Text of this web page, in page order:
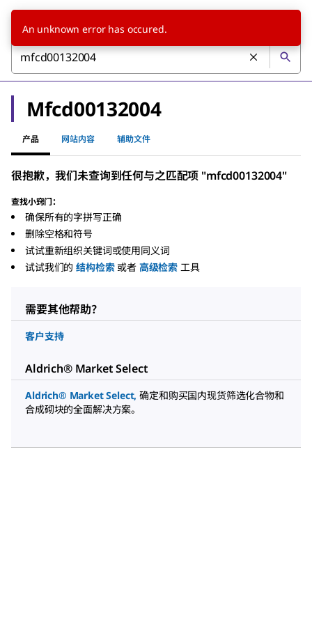
Mfcd00132004
产品 网站内容 辅助文件
很抱歉，我们未查询到任何与之匹配项 "mfcd00132004"
查找小窍门：
确保所有的字拼写正确
删除空格和符号
试试重新组织关键词或使用同义词
试试我们的 结构检索 或者 高级检索 工具
需要其他帮助？
客户支持
Aldrich® Market Select
Aldrich® Market Select, 确定和购买国内现货筛选化合物和
合成砌块的全面解决方案。
An unknown error has occured.